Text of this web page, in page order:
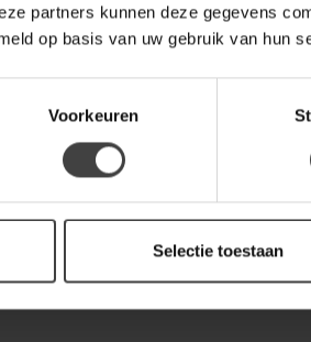
partners kunnen deze gegevens
op basis van uw gebruik van hun
Voorkeuren
Selectie toestaan